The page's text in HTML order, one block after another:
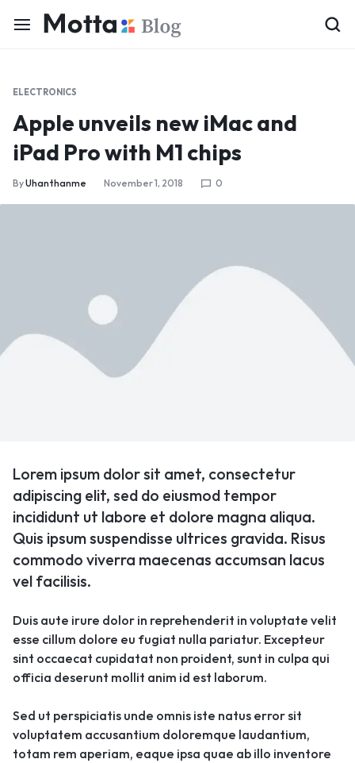
ELECTRONICS
Apple unveils new iMac and
iPad Pro with M1 chips
ByUhanthanme November 1, 2018 0
Lorem ipsum dolor sit amet, consectetur
adipiscing elit, sed do eiusmod tempor
incididunt ut labore et dolore magna aliqua.
Quis ipsum suspendisse ultrices gravida. Risus
commodo viverra maecenas accumsan lacus
vel facilisis.
Duis aute irure dolor in reprehenderit in voluptate velit
esse cillum dolore eu fugiat nulla pariatur. Excepteur
sint occaecat cupidatat non proident, sunt in culpa qui
officia deserunt mollit anim id est laborum.
Sed ut perspiciatis unde omnis iste natus error sit
voluptatem accusantium doloremque laudantium,
totam rem aperiam, eaque ipsa quae ab illo inventore